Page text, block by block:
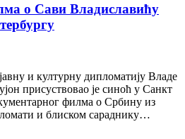
о Сави Владиславићу
и културну дипломатију Владе
присуствовао је синоћ у Санкт
филма о Србину из
и блиском сараднику…